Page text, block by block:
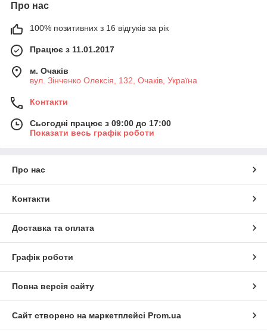
Про нас
100% позитивних з 16 відгуків за рік
Працює з 11.01.2017
м. Очаків
вул. Зінченко Олексія, 132, Очаків, Україна
Контакти
Сьогодні працює з 09:00 до 17:00
Показати весь графік роботи
Про нас
Контакти
Доставка та оплата
Графік роботи
Повна версія сайту
Сайт створено на маркетплейсі Prom.ua